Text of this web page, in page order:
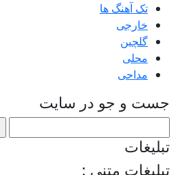
تک آهنگ ها
خارجی
گلچین
محلی
مداحی
جست و جو در سایت
برای:
تبلیغات
تبلیغات متنی :